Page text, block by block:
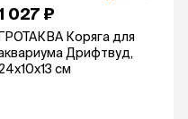
027 ₽
ГРОТАКВА Коряга для
Дрифтвуд,
см